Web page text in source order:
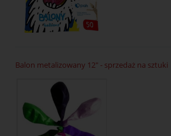
Balon metalizowany 12" - sprzedaż na sztuki